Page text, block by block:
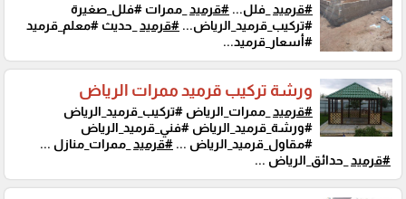
#قرميد _فلل... #قرميد _ممرات #فلل_صغيرة
#تركيب_قرميد_الرياض... #قرميد _حديث #معلم_قرميد
#أسعار_قرميد...
ورشة تركيب قرميد ممرات الرياض
#قرميد _ممرات_الرياض #تركيب_قرميد_الرياض
#ورشة_قرميد_الرياض #فني_قرميد_الرياض
#مقاول_قرميد_الرياض ... #قرميد _ممرات_منازل ...
#قرميد _حدائق_الرياض ...